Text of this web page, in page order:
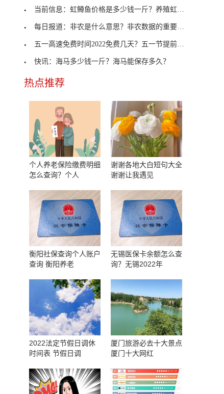
当前信息：虹鳟鱼价格是多少钱一斤？养殖虹鳟鱼的市
每日报道：非农是什么意思？非农数据的重要性有哪些
五一高速免费时间2022免费几天？五一节提前一天上高
快讯：海马多少钱一斤？海马能保存多久？
热点推荐
个人养老保险缴费明细
怎么查询？个人
谢谢各地大白短句大全
谢谢让我遇见
衡阳社保查询个人账户
查询 衡阳养老
无锡医保卡余额怎么查
询？无锡2022年
2022法定节假日调休
时间表 节假日调
厦门旅游必去十大景点
厦门十大网红